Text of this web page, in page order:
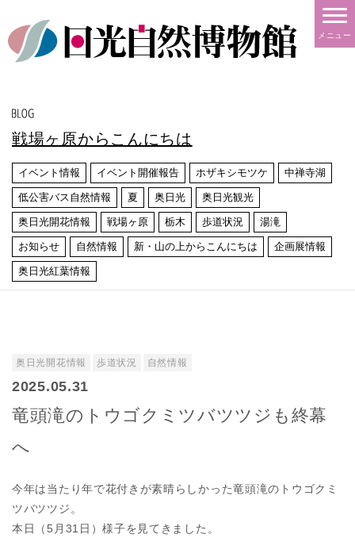
メニュー
戦場ヶ原からこんにちは
イベント情報 イベント開催報告 ホザキシモツケ 中禅寺湖
低公害バス自然情報 夏 奥日光 奥日光観光
奥日光開花情報 戦場ヶ原 栃木 歩道状況 湯滝
お知らせ 自然情報 新・山の上からこんにちは 企画展情報
奥日光紅葉情報
奥日光開花情報 歩道状況 自然情報
2025.05.31
竜頭滝のトウゴクミツバツツジも終幕
へ
今年は当たり年で花付きが素晴らしかった竜頭滝のトウゴクミ
ツバツツジ。
本日（5月31日）様子を見てきました。